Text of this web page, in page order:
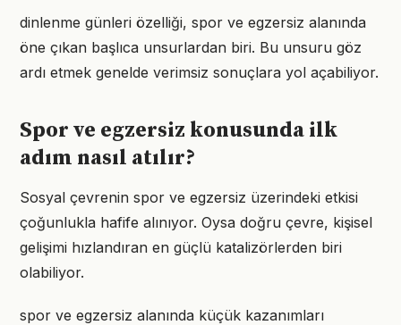
dinlenme günleri özelliği, spor ve egzersiz alanında
öne çıkan başlıca unsurlardan biri. Bu unsuru göz
ardı etmek genelde verimsiz sonuçlara yol açabiliyor.
Spor ve egzersiz konusunda ilk
adım nasıl atılır?
Sosyal çevrenin spor ve egzersiz üzerindeki etkisi
çoğunlukla hafife alınıyor. Oysa doğru çevre, kişisel
gelişimi hızlandıran en güçlü katalizörlerden biri
olabiliyor.
spor ve egzersiz alanında küçük kazanımları